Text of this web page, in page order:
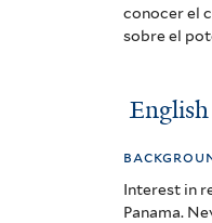
conocer el
sobre el
English
Interest in
Panama.